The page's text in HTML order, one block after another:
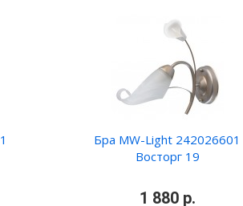
Бра MW-Light 242026601
Восторг 19
1 880 р.